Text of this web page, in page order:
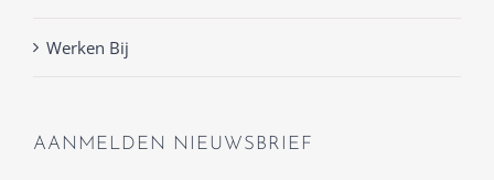
Werken Bij
AANMELDEN NIEUWSBRIEF